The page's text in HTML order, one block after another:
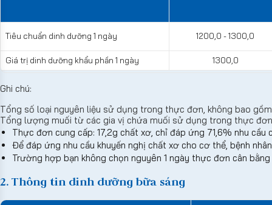
Tiêu chuẩn dinh dưỡng 1 ngày 1200,0 - 1300,0
Giá trị dinh dưỡng khẩu phần 1 ngày 1300,0
Ghi chú:
Tổng số loại nguyên liệu sử dụng trong thực đơn, không bao
Tổng lượng muối từ các gia vị chứa muối sử dụng trong thực
Thực đơn cung cấp: 17,2g chất xơ, chỉ đáp ứng 71,6% nhu cầu
Để đáp ứng nhu cầu khuyến nghị chất xơ cho cơ thể, bệnh
Trường hợp bạn không chọn nguyên 1 ngày thực đơn cân
2. Thông tin dinh dưỡng bữa sáng